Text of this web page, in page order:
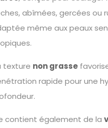
abîmées, gercées ou
même aux peaux
texture non grasse
rapide pour une
contient également de la